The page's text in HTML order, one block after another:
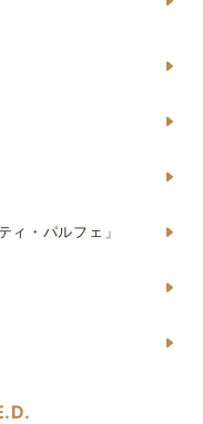
ィ・パルフェ」